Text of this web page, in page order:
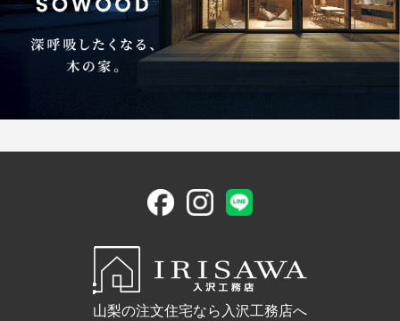
山梨の注文住宅なら入沢工務店へ